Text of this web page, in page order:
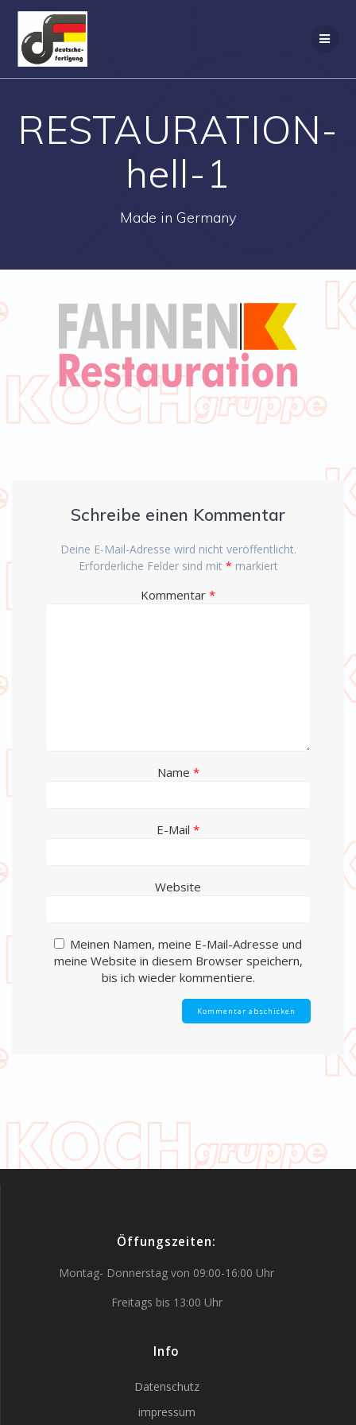
RESTAURATION-
hell-1
Made in Germany
Schreibe einen Kommentar
Deine E-Mail-Adresse wird nicht veröffentlicht.
Erforderliche Felder sind mit * markiert
Kommentar *
Name *
E-Mail *
Website
Meinen Namen, meine E-Mail-Adresse und
meine Website in diesem Browser speichern,
bis ich wieder kommentiere.
Öffungszeiten:
Montag- Donnerstag von 09:00-16:00 Uhr
Freitags bis 13:00 Uhr
Info
Datenschutz
impressum